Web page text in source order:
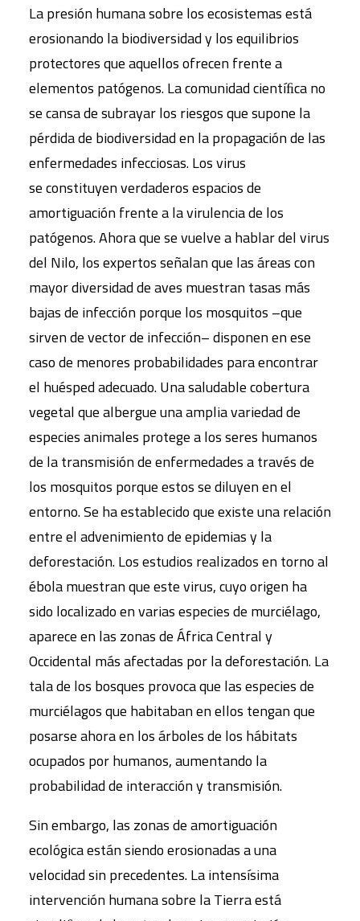
La presión humana sobre los ecosistemas está
erosionando la biodiversidad y los equilibrios
protectores que aquellos ofrecen frente a
elementos patógenos. La comunidad cientíﬁca no
se cansa de subrayar los riesgos que supone la
pérdida de biodiversidad en la propagación de las
enfermedades infecciosas. Los virus
se constituyen verdaderos espacios de
amortiguación frente a la virulencia de los
patógenos. Ahora que se vuelve a hablar del virus
del Nilo, los expertos señalan que las áreas con
mayor diversidad de aves muestran tasas más
bajas de infección porque los mosquitos –que
sirven de vector de infección– disponen en ese
caso de menores probabilidades para encontrar
el huésped adecuado. Una saludable cobertura
vegetal que albergue una amplia variedad de
especies animales protege a los seres humanos
de la transmisión de enfermedades a través de
los mosquitos porque estos se diluyen en el
entorno. Se ha establecido que existe una relación
entre el advenimiento de epidemias y la
deforestación. Los estudios realizados en torno al
ébola muestran que este virus, cuyo origen ha
sido localizado en varias especies de murciélago,
aparece en las zonas de África Central y
Occidental más afectadas por la deforestación. La
tala de los bosques provoca que las especies de
murciélagos que habitaban en ellos tengan que
posarse ahora en los árboles de los hábitats
ocupados por humanos, aumentando la
probabilidad de interacción y transmisión.
Sin embargo, las zonas de amortiguación
ecológica están siendo erosionadas a una
velocidad sin precedentes. La intensísima
intervención humana sobre la Tierra está